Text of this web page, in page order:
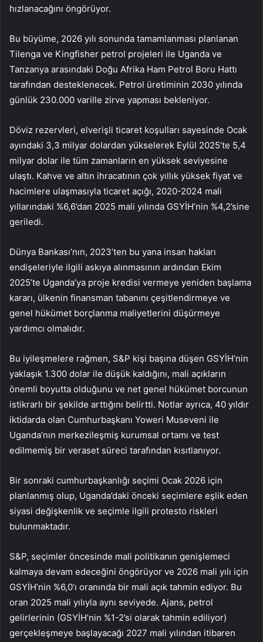
hızlanacağını öngörüyor.
Bu büyüme, 2026 yılı sonunda tamamlanması planlanan
Tilenga ve Kingfisher petrol projeleri ile Uganda ve
Tanzanya arasındaki Doğu Afrika Ham Petrol Boru Hattı
tarafından desteklenecek. Petrol üretiminin 2030 yılında
günlük 230.000 varille zirve yapması bekleniyor.
Döviz rezervleri, elverişli ticaret koşulları sayesinde Ocak
ayındaki 3,3 milyar dolardan yükselerek Eylül 2025’te 5,4
milyar dolar ile tüm zamanların en yüksek seviyesine
ulaştı. Kahve ve altın ihracatının çok yıllık yüksek fiyat ve
hacimlere ulaşmasıyla ticaret açığı, 2020-2024 mali
yıllarındaki %6,6’dan 2025 mali yılında GSYİH’nin %4,2’sine
geriledi.
Dünya Bankası’nın, 2023’ten bu yana insan hakları
endişeleriyle ilgili askıya alınmasının ardından Ekim
2025’te Uganda’ya proje kredisi vermeye yeniden başlama
kararı, ülkenin finansman tabanını çeşitlendirmeye ve
genel hükümet borçlanma maliyetlerini düşürmeye
yardımcı olmalıdır.
Bu iyileşmelere rağmen, S&P kişi başına düşen GSYİH’nin
yaklaşık 1.300 dolar ile düşük kaldığını, mali açıkların
önemli boyutta olduğunu ve net genel hükümet borcunun
istikrarlı bir şekilde arttığını belirtti. Notlar ayrıca, 40 yıldır
iktidarda olan Cumhurbaşkanı Yoweri Museveni ile
Uganda’nın merkezileşmiş kurumsal ortamı ve test
edilmemiş bir veraset süreci tarafından kısıtlanıyor.
Bir sonraki cumhurbaşkanlığı seçimi Ocak 2026 için
planlanmış olup, Uganda’daki önceki seçimlere eşlik eden
siyasi değişkenlik ve seçimle ilgili protesto riskleri
bulunmaktadır.
S&P, seçimler öncesinde mali politikanın genişlemeci
kalmaya devam edeceğini öngörüyor ve 2026 mali yılı için
GSYİH’nin %6,0’ı oranında bir mali açık tahmin ediyor. Bu
oran 2025 mali yılıyla aynı seviyede. Ajans, petrol
gelirlerinin (GSYİH’nin %1-2’si olarak tahmin ediliyor)
gerçekleşmeye başlayacağı 2027 mali yılından itibaren